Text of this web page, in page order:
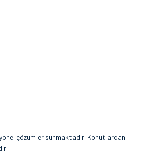
çözümler sunmaktadır. Konutlardan